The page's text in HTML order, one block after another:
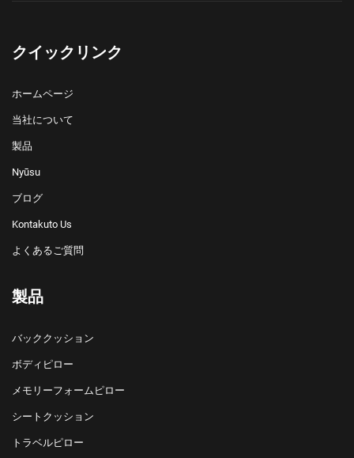
クイックリンク
ホームページ
当社について
製品
Nyūsu
ブログ
Kontakuto Us
よくあるご質問
製品
バッククッション
ボディピロー
メモリーフォームピロー
シートクッション
トラベルピロー